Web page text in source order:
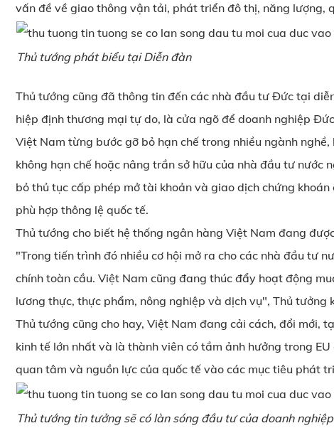
vấn đề về giao thông vận tải, phát triển đô thị, năng lượng,
Thủ tướng phát biểu tại Diễn đàn
Thủ tướng cũng đã thông tin đến các nhà đầu tư Đức tại
hiệp định thương mại tự do, là cửa ngõ để doanh nghiệp
Việt Nam từng bước gỡ bỏ hạn chế trong nhiều ngành
không hạn chế hoặc nâng trần sở hữu của nhà đầu tư nước
bỏ thủ tục cấp phép mở tài khoản và giao dịch chứng
phù hợp thông lệ quốc tế.
Thủ tướng cho biết hệ thống ngân hàng Việt Nam đang
"Trong tiến trình đó nhiều cơ hội mở ra cho các nhà đầu tư
chính toàn cầu. Việt Nam cũng đang thúc đẩy hoạt động
lương thực, thực phẩm, nông nghiệp và dịch vụ", Thủ tưởng
Thủ tướng cũng cho hay, Việt Nam đang cải cách, đổi mới,
kinh tế lớn nhất và là thành viên có tầm ảnh hưởng trong
quan tâm và nguồn lực của quốc tế vào các mục tiêu phát
Thủ tướng tin tưởng sẽ có làn sóng đầu tư của doanh